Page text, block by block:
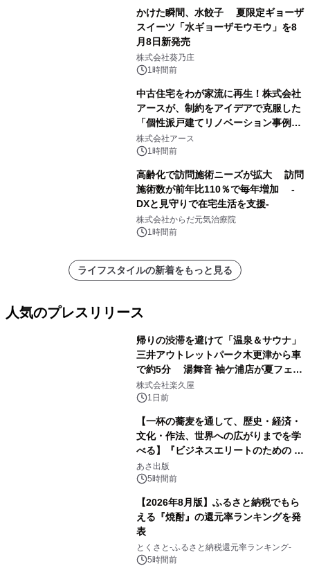
かけた瞬間、水餃子 夏限定ギョーザ
スイーツ「水ギョーザモウモウ」を8
月8日新発売
株式会社葵乃庄
1時間前
中古住宅をわが家流に再生！株式会社
アースが、制約をアイデアで克服した
「個性派戸建てリノベーション事例5
選」を公開
株式会社アース
1時間前
高齢化で訪問施術ニーズが拡大 訪問
施術数が前年比110％で毎年増加 -
DXと見守りで在宅生活を支援-
株式会社からだ元気治療院
1時間前
ライフスタイルの新着をもっと見る
人気のプレスリリース
帰りの渋滞を避けて「温泉＆サウナ」
三井アウトレットパーク木更津から車
で約5分 湯舞音 袖ケ浦店が夏フェア
メニューを提供
株式会社楽久屋
1日前
【一杯の蕎麦を通して、歴史・経済・
文化・作法、世界への広がりまでを学
べる】『ビジネスエリートのための 教
養としての蕎麦』2026年8月25日
（火）発売
あさ出版
5時間前
【2026年8月版】ふるさと納税でもら
える『焼酎』の還元率ランキングを発
表
とくさと-ふるさと納税還元率ランキング-
5時間前